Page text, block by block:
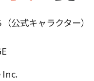
公式キャラクター）